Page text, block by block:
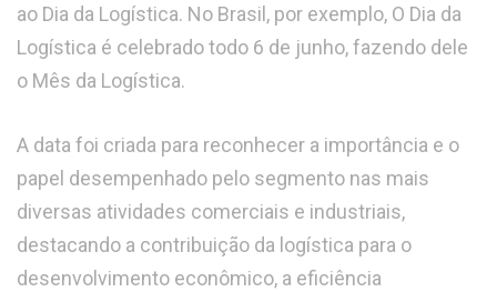
ao Dia da Logística. No Brasil, por exemplo, O Dia da
Logística é celebrado todo 6 de junho, fazendo dele
o Mês da Logística.
A data foi criada para reconhecer a importância e o
papel desempenhado pelo segmento nas mais
diversas atividades comerciais e industriais,
destacando a contribuição da logística para o
desenvolvimento econômico, a eficiência